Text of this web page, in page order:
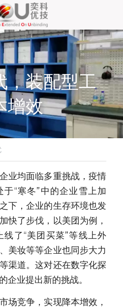
化管理
案
案（精益生产和管理）
，装配型工
增效
业均面临多重挑战，疫情
“寒冬”中的企业雪上加
下，企业的生存环境也发
快了步伐，以美团为例，
了“美团买菜”等线上外
美妆等等企业也同步大力
渠道。这对还在数字化探
企业提出新的挑战。
场竞争，实现降本增效，